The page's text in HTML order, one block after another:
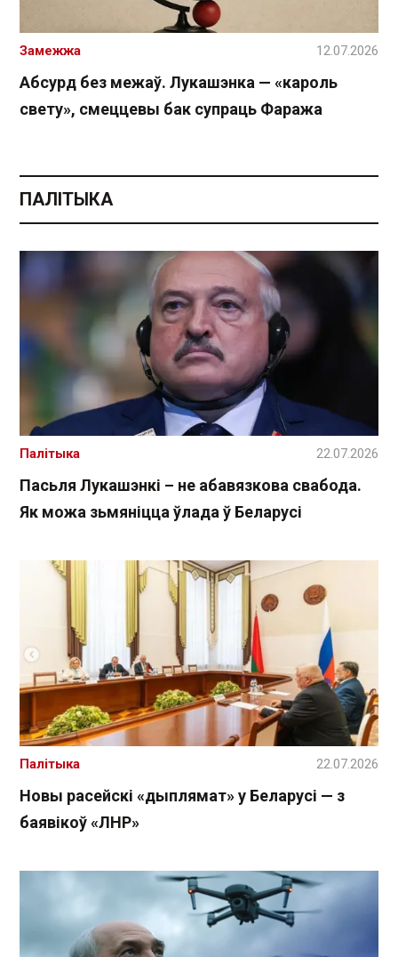
Абсурд без межаў. Лукашэнка — «кароль
свету», смеццевы бак супраць Фаража
Замежжа 12.07.2026
ПАЛІТЫКА
Пасьля Лукашэнкі – не абавязкова свабода.
Як можа зьмяніцца ўлада ў Беларусі
Палітыка 22.07.2026
Новы расейскі «дыплямат» у Беларусі — з
баявікоў «ЛНР»
Палітыка 22.07.2026